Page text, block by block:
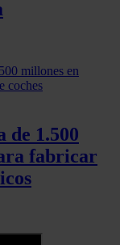
de 1.500
fabricar